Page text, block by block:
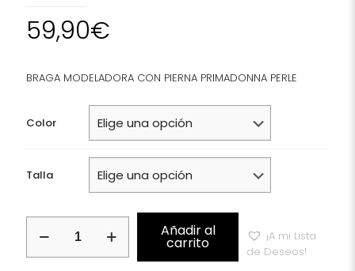
59,90€
BRAGA MODELADORA CON PIERNA PRIMADONNA PERLE
Color
Talla
Modeladora
Con
Añadir al
carrito
¡A mi Lista
de Deseos!